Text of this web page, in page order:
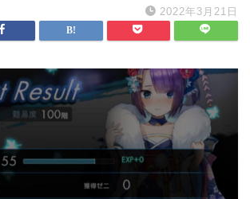
2022年3月21日